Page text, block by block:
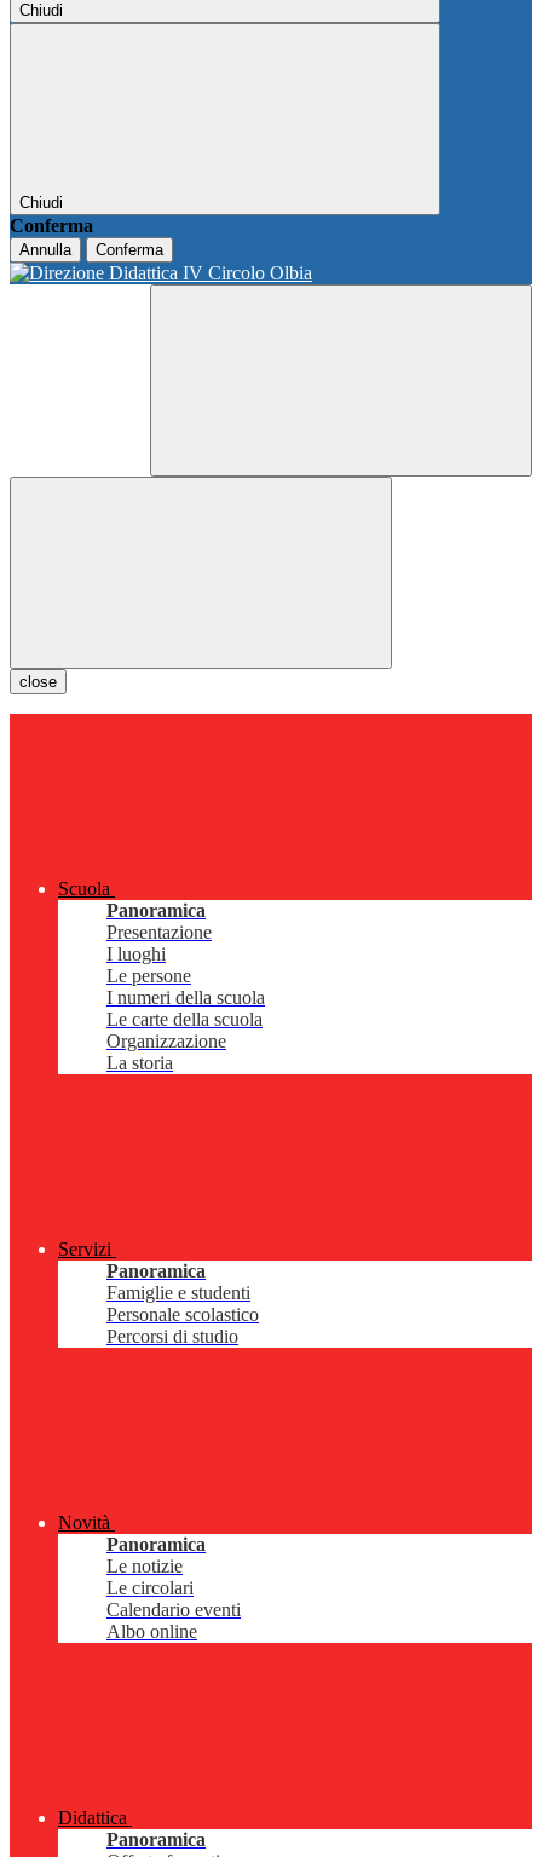
Chiudi
Chiudi
Conferma
Annulla Conferma
close
Scuola
Panoramica
Presentazione
I luoghi
Le persone
I numeri della scuola
Le carte della scuola
Organizzazione
La storia
Servizi
Panoramica
Famiglie e studenti
Personale scolastico
Percorsi di studio
Novità
Panoramica
Le notizie
Le circolari
Calendario eventi
Albo online
Didattica
Panoramica